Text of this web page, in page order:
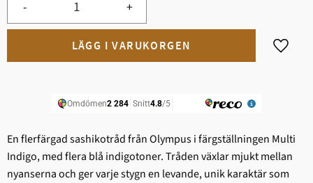
+
-
Lägg
En flerfärgad sashikotråd från Olympus i färgställningen Multi
Indigo, med flera blå indigotoner. Tråden växlar mjukt mellan
nyanserna och ger varje stygn en levande, unik karaktär som